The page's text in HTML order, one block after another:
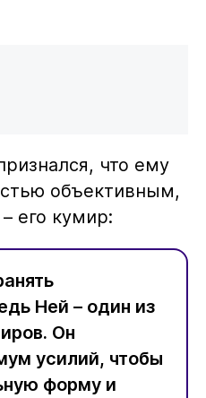
что ему
объективным,
его кумир:
Ней – один из
Он
усилий, чтобы
форму и